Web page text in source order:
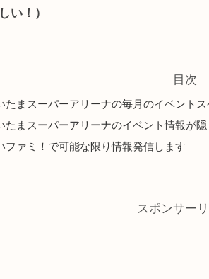
い！）
目次
たまスーパーアリーナの毎月のイベント
たまスーパーアリーナのイベント情報が
ファミ！で可能な限り情報発信します
スポンサー